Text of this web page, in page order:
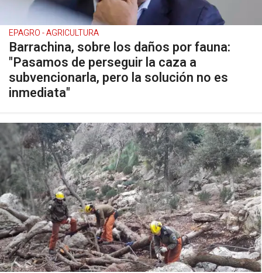
EPAGRO - AGRICULTURA
Barrachina, sobre los daños por fauna:
"Pasamos de perseguir la caza a
subvencionarla, pero la solución no es
inmediata"